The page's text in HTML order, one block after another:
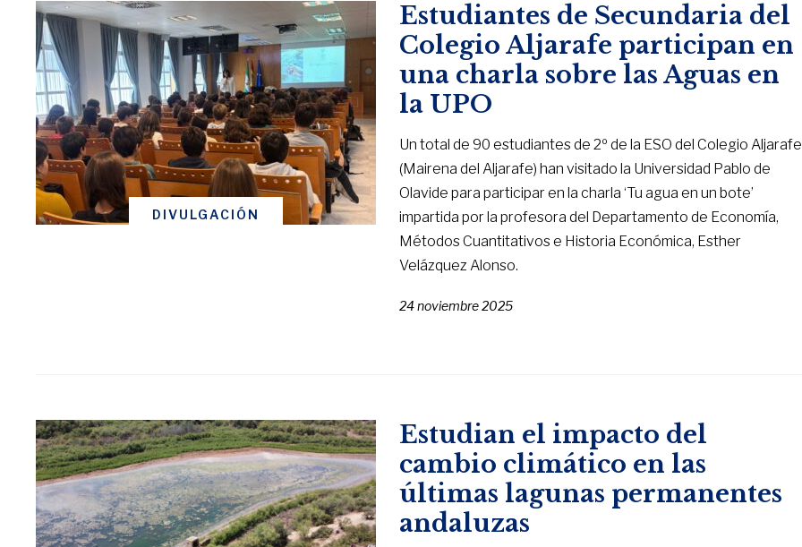
DIVULGACIÓN
Estudiantes de Secundaria del
Colegio Aljarafe participan en
una charla sobre las Aguas en
la UPO
Un total de 90 estudiantes de 2º de la ESO del Colegio Aljarafe
(Mairena del Aljarafe) han visitado la Universidad Pablo de
Olavide para participar en la charla ‘Tu agua en un bote’
impartida por la profesora del Departamento de Economía,
Métodos Cuantitativos e Historia Económica, Esther
Velázquez Alonso.
24 noviembre 2025
Estudian el impacto del
cambio climático en las
últimas lagunas permanentes
andaluzas